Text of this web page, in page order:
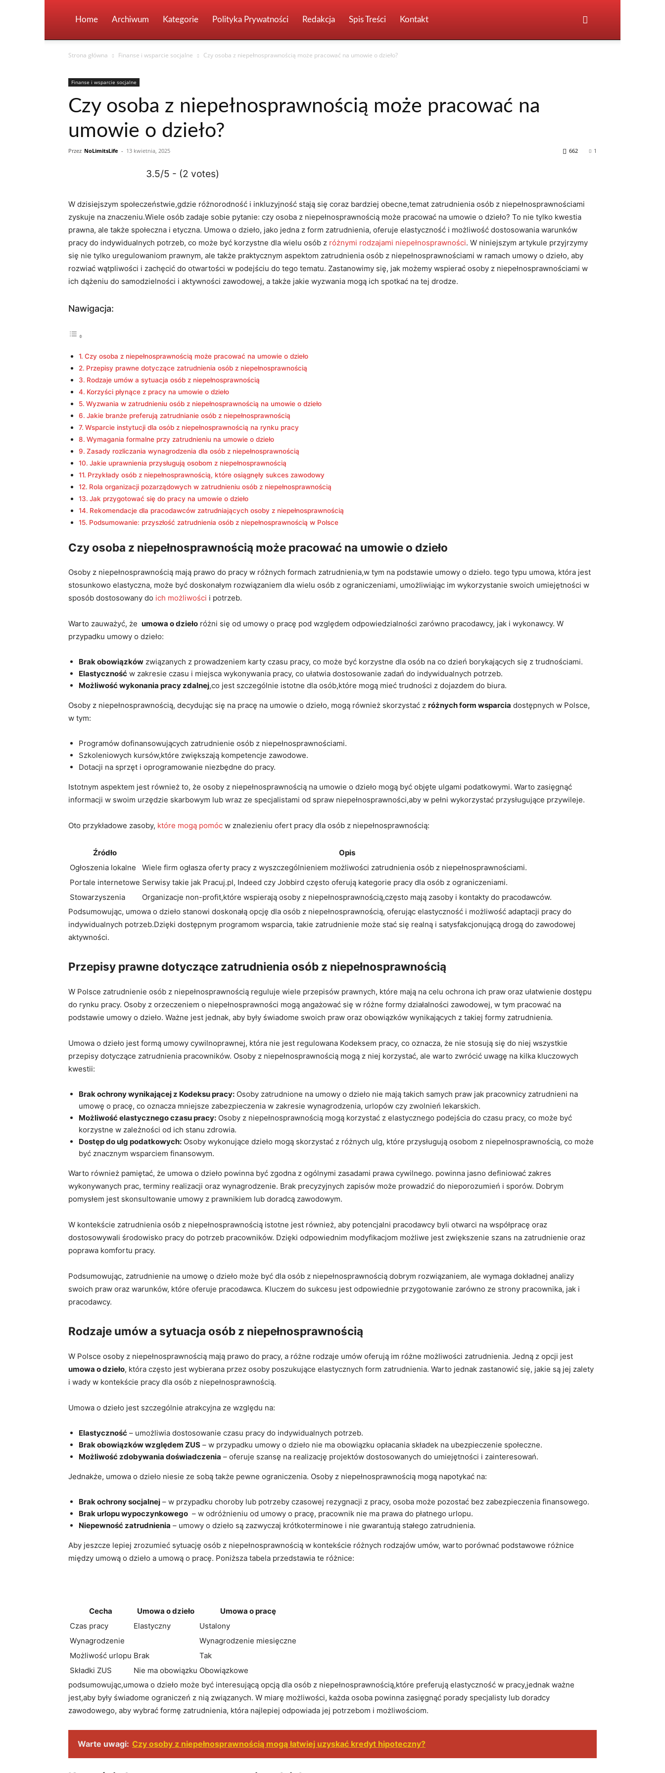
Home Archiwum Kategorie Polityka Prywatności Redakcja Spis Treści Kontakt
Strona główna Finanse i wsparcie socjalne Czy osoba z niepełnosprawnością może pracować na umowie o dzieło?
Finanse i wsparcie socjalne
Czy osoba z niepełnosprawnością może pracować na
umowie o dzieło?
Przez NoLimitsLife - 13 kwietnia, 2025 1
662
3.5/5 - (2 votes)
W dzisiejszym społeczeństwie,gdzie ⁤różnorodność i inkluzyjność stają się coraz bardziej obecne,temat zatrudnienia osób z niepełnosprawnościami
zyskuje na znaczeniu.Wiele ⁢osób zadaje ⁤sobie pytanie: czy osoba z niepełnosprawnością może pracować na umowie o dzieło? To nie tylko kwestia
prawna, ale także społeczna i etyczna. Umowa o dzieło, jako jedna z ‌form zatrudnienia, oferuje elastyczność i możliwość ‌dostosowania warunków
pracy do indywidualnych potrzeb, co może być korzystne dla⁢ wielu osób z różnymi rodzajami niepełnosprawności. W niniejszym artykule przyjrzymy
się nie tylko uregulowaniom prawnym, ale także praktycznym aspektom ⁤zatrudnienia osób z ⁢niepełnosprawnościami w ramach ⁢umowy o dzieło, aby
rozwiać wątpliwości ⁢i zachęcić​ do otwartości w podejściu ⁣do tego tematu. Zastanowimy się, jak możemy wspierać‍ osoby z niepełnosprawnościami w
ich dążeniu do samodzielności i aktywności zawodowej, a także jakie wyzwania mogą ‌ich spotkać na⁣ tej ⁤drodze.
Nawigacja:
Czy osoba z niepełnosprawnością ⁤może pracować‍ na umowie o dzieło
Przepisy prawne dotyczące⁣ zatrudnienia osób z niepełnosprawnością
Rodzaje umów a sytuacja osób ⁢z‌ niepełnosprawnością
Korzyści płynące z pracy na umowie o ⁤dzieło
Wyzwania w zatrudnieniu osób z niepełnosprawnością na umowie o dzieło
Jakie branże⁤ preferują zatrudnianie osób z niepełnosprawnością
Wsparcie instytucji dla osób z niepełnosprawnością na rynku pracy
Wymagania formalne przy zatrudnieniu ‌na umowie o dzieło
Zasady rozliczania wynagrodzenia ‌dla osób z niepełnosprawnością
Jakie uprawnienia przysługują⁤ osobom z niepełnosprawnością
Przykłady osób z niepełnosprawnością,‍ które osiągnęły ⁢sukces ​zawodowy
Rola organizacji pozarządowych w zatrudnieniu osób ‍z niepełnosprawnością
Jak przygotować się​ do pracy ⁤na ‍umowie o dzieło
Rekomendacje dla pracodawców‍ zatrudniających​ osoby z niepełnosprawnością
Podsumowanie: przyszłość zatrudnienia osób z niepełnosprawnością w Polsce
Czy osoba z niepełnosprawnością ⁤może pracować‍ na umowie o dzieło
Osoby z ‍niepełnosprawnością mają prawo do pracy w różnych ⁣formach zatrudnienia,w tym na podstawie umowy o dzieło. tego typu umowa, która jest
stosunkowo elastyczna, może być doskonałym rozwiązaniem⁤ dla wielu osób z ograniczeniami, umożliwiając im wykorzystanie swoich​ umiejętności w
sposób dostosowany do ich możliwości i potrzeb.
Warto zauważyć, że ‍ umowa o dzieło różni się od umowy‌ o pracę pod ⁤względem odpowiedzialności zarówno pracodawcy,⁤ jak i wykonawcy. W
przypadku ‍umowy o dzieło:
Brak obowiązków związanych​ z prowadzeniem karty czasu pracy, co może być korzystne dla osób na co dzień borykających się z trudnościami.
Elastyczność w zakresie czasu i miejsca wykonywania pracy, co ‍ułatwia dostosowanie zadań do indywidualnych⁤ potrzeb.
Możliwość wykonania pracy zdalnej,co jest szczególnie istotne dla osób,które mogą ⁢mieć trudności z dojazdem​ do biura.
Osoby z niepełnosprawnością, decydując się na pracę na umowie o‍ dzieło, mogą⁢ również skorzystać z różnych form wsparcia dostępnych w Polsce,
w tym:
Programów dofinansowujących zatrudnienie osób z niepełnosprawnościami.
Szkoleniowych kursów,które zwiększają kompetencje⁣ zawodowe.
Dotacji⁣ na​ sprzęt i oprogramowanie niezbędne do pracy.
Istotnym aspektem⁣ jest również to, że osoby z niepełnosprawnością na umowie o dzieło mogą ⁣być objęte ulgami podatkowymi. Warto zasięgnąć
informacji w ⁢swoim urzędzie skarbowym lub ​wraz ze specjalistami⁣ od spraw niepełnosprawności,aby w pełni wykorzystać przysługujące przywileje.
Oto⁤ przykładowe zasoby, które mogą pomóc w znalezieniu ‍ofert pracy dla⁢ osób ⁤z niepełnosprawnością:
Źródło
Opis
Ogłoszenia lokalne
Wiele firm ogłasza oferty pracy z wyszczególnieniem możliwości zatrudnienia osób z niepełnosprawnościami.
Portale⁤ internetowe Serwisy takie jak Pracuj.pl, Indeed czy Jobbird ⁣często oferują kategorie pracy dla osób z ograniczeniami.
Stowarzyszenia
Organizacje non-profit,które wspierają osoby z niepełnosprawnością,często mają ⁤zasoby i kontakty do pracodawców.
Podsumowując, umowa o dzieło stanowi ⁤doskonałą opcję dla osób z niepełnosprawnością, oferując elastyczność i⁤ możliwość ⁢adaptacji ‌pracy do‍
indywidualnych potrzeb.Dzięki dostępnym programom wsparcia, takie zatrudnienie⁤ może‌ stać się realną i satysfakcjonującą drogą do zawodowej
aktywności.
Przepisy prawne dotyczące⁣ zatrudnienia osób z niepełnosprawnością
W Polsce zatrudnienie osób z niepełnosprawnością reguluje wiele‍ przepisów prawnych, które mają na celu ochrona ich praw oraz ułatwienie dostępu
do rynku pracy. Osoby z orzeczeniem o ⁢niepełnosprawności mogą angażować się w różne​ formy⁣ działalności ‍zawodowej, w tym pracować na
podstawie umowy o dzieło. Ważne jest jednak, aby‌ były świadome swoich praw oraz obowiązków wynikających ⁤z takiej formy zatrudnienia.
Umowa o dzieło jest formą umowy cywilnoprawnej, która nie jest regulowana Kodeksem pracy, co oznacza, że nie stosują się do niej wszystkie
przepisy dotyczące zatrudnienia pracowników. ​Osoby z niepełnosprawnością mogą z niej korzystać, ale warto zwrócić uwagę na kilka kluczowych
kwestii:
Brak ochrony wynikającej z‍ Kodeksu pracy: Osoby zatrudnione na umowy o dzieło nie‌ mają takich samych ‍praw jak⁣ pracownicy zatrudnieni na
umowę o pracę, co oznacza ‍mniejsze zabezpieczenia w zakresie ⁣wynagrodzenia, urlopów czy zwolnień lekarskich.
Możliwość elastycznego czasu pracy: Osoby​ z niepełnosprawnością mogą korzystać z elastycznego podejścia do czasu ​pracy, co⁣ może być
korzystne w zależności od ich stanu zdrowia.
Dostęp do ulg ​podatkowych: Osoby wykonujące dzieło mogą skorzystać z różnych ulg, które przysługują osobom z niepełnosprawnością, co może
być znacznym wsparciem finansowym.
Warto również pamiętać, że umowa o dzieło powinna być zgodna⁣ z ogólnymi‌ zasadami prawa cywilnego. powinna jasno definiować zakres
wykonywanych prac,‍ terminy realizacji​ oraz wynagrodzenie. Brak precyzyjnych‍ zapisów może ⁣prowadzić do nieporozumień i sporów. Dobrym​
pomysłem jest skonsultowanie umowy z ‍prawnikiem lub doradcą⁤ zawodowym.
W kontekście​ zatrudnienia osób z ​niepełnosprawnością⁣ istotne ⁤jest również, ⁢aby potencjalni ⁣pracodawcy byli otwarci na współpracę oraz
‍dostosowywali środowisko pracy do potrzeb pracowników. Dzięki odpowiednim modyfikacjom możliwe jest‍ zwiększenie ‍szans na zatrudnienie oraz⁢
poprawa ‍komfortu pracy.
Podsumowując, zatrudnienie na umowę o dzieło może być dla osób ⁣z⁢ niepełnosprawnością dobrym rozwiązaniem, ⁢ale wymaga⁤ dokładnej analizy
swoich praw oraz​ warunków, które oferuje pracodawca. Kluczem do sukcesu jest odpowiednie przygotowanie⁢ zarówno ze strony pracownika, jak​ i
pracodawcy.
Rodzaje umów a sytuacja osób ⁢z‌ niepełnosprawnością
W⁤ Polsce osoby z niepełnosprawnością mają prawo do pracy, a różne rodzaje umów oferują im różne możliwości zatrudnienia. Jedną z opcji ​jest​
umowa o dzieło, która ​często jest wybierana przez osoby poszukujące elastycznych form zatrudnienia. Warto jednak zastanowić się, jakie są ⁤jej‌ zalety ​
i ‌wady w kontekście pracy dla osób z ‍niepełnosprawnością.
Umowa o ​dzieło jest szczególnie atrakcyjna ze względu‌ na:
Elastyczność – umożliwia dostosowanie czasu pracy do indywidualnych potrzeb.
Brak obowiązków względem⁣ ZUS – ⁣w‌ przypadku umowy o dzieło nie ma⁢ obowiązku opłacania składek na ubezpieczenie społeczne.
Możliwość ​zdobywania⁤ doświadczenia – oferuje szansę na realizację ⁤projektów dostosowanych ​do umiejętności​ i zainteresowań.
Jednakże, umowa o dzieło niesie ze sobą także pewne ograniczenia. Osoby z niepełnosprawnością mogą napotykać na:
Brak ochrony socjalnej ⁤– w przypadku choroby lub potrzeby czasowej rezygnacji z pracy, osoba może pozostać bez ‌zabezpieczenia finansowego.
Brak urlopu wypoczynkowego ⁣ – w ‌odróżnieniu od umowy‌ o ​pracę, pracownik ‍nie ma prawa do płatnego urlopu.
Niepewność zatrudnienia – umowy o dzieło są zazwyczaj krótkoterminowe i nie gwarantują ⁢stałego zatrudnienia.
Aby jeszcze lepiej zrozumieć sytuację osób⁤ z niepełnosprawnością w kontekście‌ różnych rodzajów umów, warto porównać podstawowe różnice
między umową o dzieło a umową o pracę. ‍Poniższa tabela przedstawia te różnice:
Cecha Umowa o‌ dzieło
Umowa o pracę
Czas pracy
Elastyczny
Ustalony
Wynagrodzenie
Wynagrodzenie miesięczne
Możliwość urlopu Brak
Tak
Składki⁢ ZUS
Nie ma obowiązku Obowiązkowe
podsumowując,umowa o dzieło może być interesującą opcją dla osób z niepełnosprawnością,które preferują elastyczność‌ w pracy,jednak ważne
jest,aby były świadome ograniczeń z nią związanych. W miarę możliwości, każda osoba powinna zasięgnąć porady specjalisty lub doradcy
zawodowego, aby wybrać formę zatrudnienia,⁤ która najlepiej odpowiada jej potrzebom i możliwościom.
Warte uwagi: Czy osoby z niepełnosprawnością mogą łatwiej uzyskać kredyt hipoteczny?